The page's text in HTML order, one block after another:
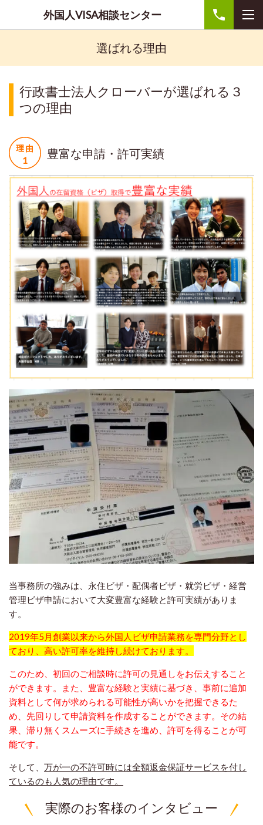
外国人VISA相談センター
選ばれる理由
行政書士法人クローバーが選ばれる３
つの理由
豊富な申請・許可実績
当事務所の強みは、永住ビザ・配偶者ビザ・就労ビザ・経営
管理ビザ申請において大変豊富な経験と許可実績がありま
す。
2019年5月創業以来から外国人ビザ申請業務を専門分野とし
ており、高い許可率を維持し続けております。
このため、初回のご相談時に許可の見通しをお伝えすること
ができます。また、豊富な経験と実績に基づき、事前に追加
資料として何が求められる可能性が高いかを把握できるた
め、先回りして申請資料を作成することができます。その結
果、滞り無くスムーズに手続きを進め、許可を得ることが可
能です。
そして、 万が一の不許可時には全額返金保証サービスを付し
ているのも人気の理由です。
実際のお客様のインタビュー